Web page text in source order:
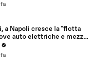
a Napoli cresce la "flotta
auto elettriche e mezzi
sulle isole (25.07.26)